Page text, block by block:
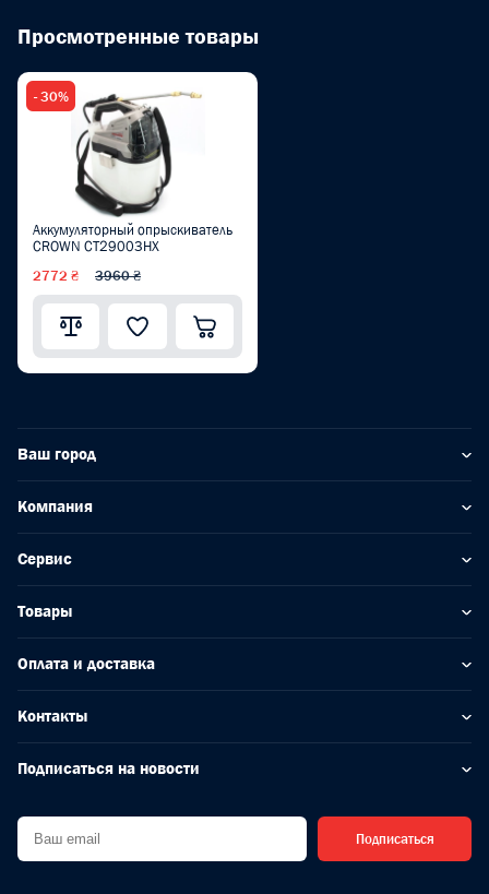
Просмотренные товары
- 30%
Аккумуляторный опрыскиватель
CROWN CT29003HX
2772 ₴ 3960 ₴
Ваш город
Компания
Сервис
Товары
Оплата и доставка
Контакты
Подписаться на новости
Подписаться